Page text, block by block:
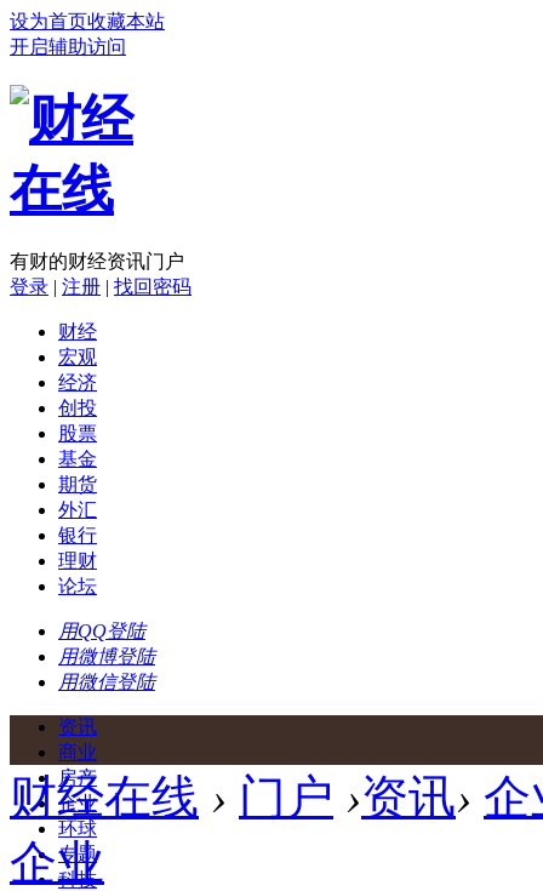
设为首页收藏本站
开启辅助访问
有财的财经资讯门户
登录 | 注册 | 找回密码
财经
宏观
经济
创投
股票
基金
期货
外汇
银行
理财
论坛
用QQ登陆
用微博登陆
用微信登陆
资讯
商业
房产
企业
环球
专题
科技
财经在线 › 门户 ›资讯› 企
企业